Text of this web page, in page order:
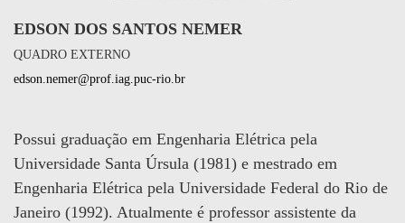
EDSON DOS SANTOS NEMER
QUADRO EXTERNO
edson.nemer@prof.iag.puc-rio.br
Possui graduação em Engenharia Elétrica pela
Universidade Santa Úrsula (1981) e mestrado em
Engenharia Elétrica pela Universidade Federal do Rio de
Janeiro (1992). Atualmente é professor assistente da